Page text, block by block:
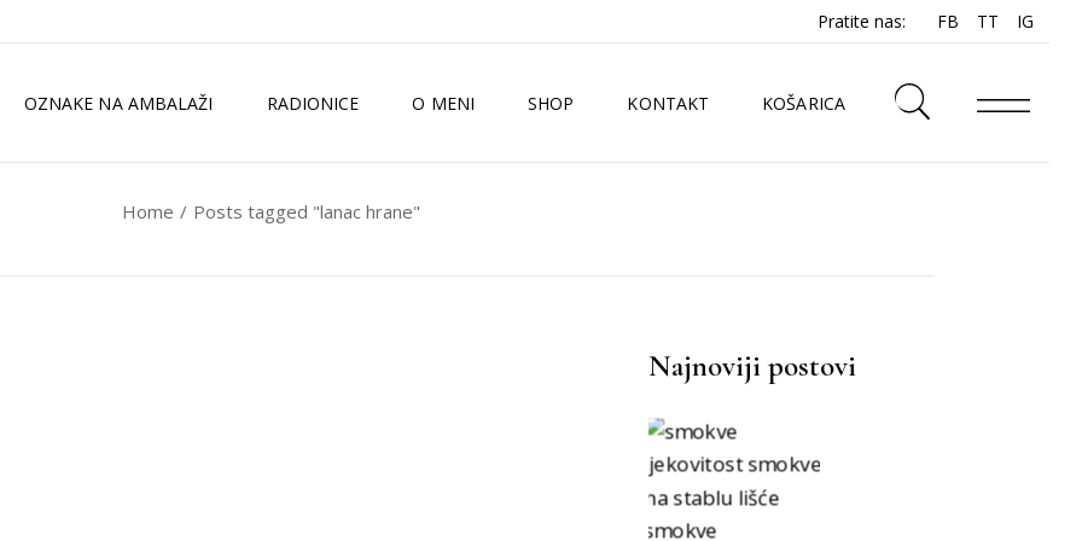
Pratite nas: FB TT IG
OZNAKE NA AMBALAŽI RADIONICE O MENI
TKO SAM JA?
SHOP KONTAKT KOŠARICA
Home Posts tagged "lanac hrane"
Najnoviji postovi